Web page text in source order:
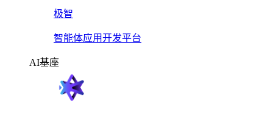
极智
智能体应用开发平台
AI基座